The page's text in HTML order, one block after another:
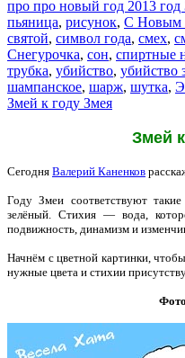
про про новый год 2013 год
пьяница, рисунок, С Новым
святой, символ года, смех,
Снегурочка, сон, спиртные
трубка, убийство, убийство
шампанское, шарж, шутка,
Змей к году Змея
Змей
Сегодня Валерий Каненков
Году Змеи соответствуют
зелёный. Стихия — вода,
подвижность, динамизм и
Начнём с цветной картинки,
нужные цвета и стихии